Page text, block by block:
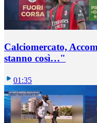
Calciomercato,
stanno così…"
01:35